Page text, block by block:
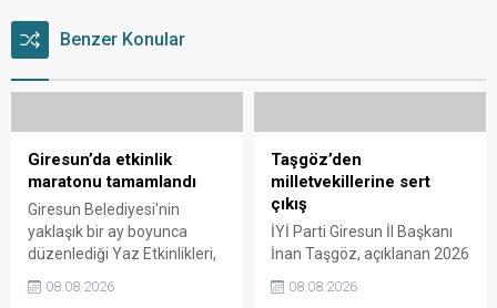
Benzer Konular
Giresun’da etkinlik
maratonu tamamlandı
Giresun Belediyesi'nin
yaklaşık bir ay boyunca
düzenlediği Yaz Etkinlikleri,
sanat ve eğlenceyle
08.08.2026
Taşgöz’den
milletvekillerine sert
çıkış
İYİ Parti Giresun İl Başkanı
İnan Taşgöz, açıklanan 2026
üzerinden iktidar
08.08.2026